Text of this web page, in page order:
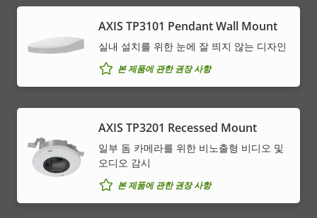
AXIS TP3101 Pendant Wall Mount
실내 설치를 위한 눈에 잘 띄지 않는 디자인
본 제품에 관한 권장 사항
AXIS TP3201 Recessed Mount
일부 돔 카메라를 위한 비노출형 비디오 및
오디오 감시
본 제품에 관한 권장 사항